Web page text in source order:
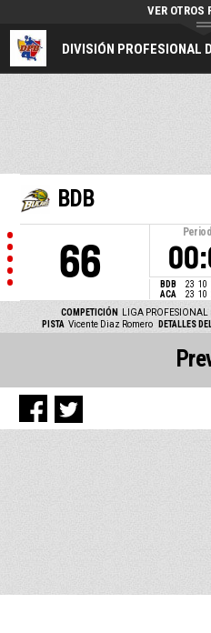
DIVISIÓN PROFESIONAL
VER OTROS
BDB
66 BDB 23 10
ACA
23 10
COMPETICIÓN
LIGA
PISTA Vicente Diaz Romero DETALLES